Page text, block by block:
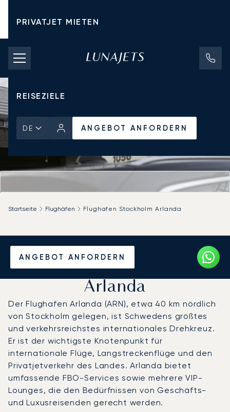
PRIVATJET MIETEN
CHARTERPREISE
PRIVATJETS
REISEZIELE
DE ANGEBOT ANFORDERN
ANGEBOT ANFORDERN
Startseite Flughäfen Flughafen Stockholm Arlanda
Privatjet chartern zum
Flughafen Stockholm
Arlanda
Der Flughafen Arlanda (ARN), etwa 40 km nördlich
von Stockholm gelegen, ist Schwedens größtes
und verkehrsreichstes internationales Drehkreuz.
Er ist der wichtigste Knotenpunkt für
internationale Flüge, Langstreckenflüge und den
Privatjetverkehr des Landes. Arlanda bietet
umfassende FBO-Services sowie mehrere VIP-
Lounges, die den Bedürfnissen von Geschäfts-
und Luxusreisenden gerecht werden.